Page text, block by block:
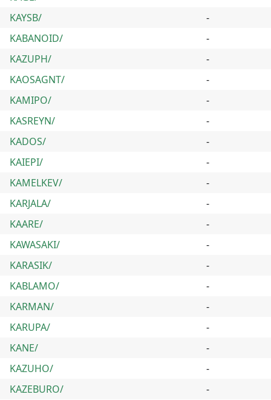
KAYSB/
-
KABANOID/
-
KAZUPH/
-
KAOSAGNT/
-
KAMIPO/
-
KASREYN/
-
KADOS/
-
KAIEPI/
-
KAMELKEV/
-
KARJALA/
-
KAARE/
-
KAWASAKI/
-
KARASIK/
-
KABLAMO/
-
KARMAN/
-
KARUPA/
-
KANE/
-
KAZUHO/
-
KAZEBURO/
-